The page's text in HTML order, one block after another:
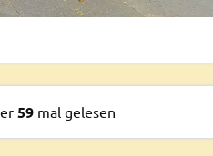
59 mal gelesen